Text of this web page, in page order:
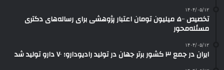
۱۴۰۴/۰۵/۱۲
تخصیص ۵۰۰ میلیون تومان اعتبار پژوهشی برای رساله‌های دکتری
مسئله‌محور
۱۴۰۴/۰۵/۱۲
ایران در جمع ۳ کشور برتر جهان در تولید رادیودارو؛ ۷۰ دارو تولید شد